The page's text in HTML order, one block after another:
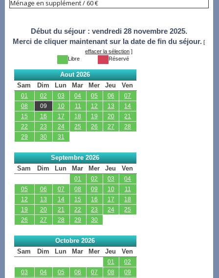
Ménage en supplément / 60 €
Début du séjour : vendredi 28 novembre 2025.
Merci de cliquer maintenant sur la date de fin du séjour. [
effacer la sélection ]
Libre
Réservé
Aout 2026
Sam
Dim Lun Mar Mer Jeu Ven
01 02 03 04 05 06
07
08
09 10 11 12 13
14
15
16 17 18 19 20
21
22
23 24 25 26 27
28
29
30 31
Septembre 2026
Sam
Dim Lun Mar Mer Jeu Ven
01 02 03
04
05
06 07 08 09 10
11
12
13 14 15 16 17
18
19
20 21 22 23 24
25
26
27 28 29 30
Octobre 2026
Sam
Dim Lun Mar Mer Jeu Ven
01
02
03
04 05 06 07 08
09